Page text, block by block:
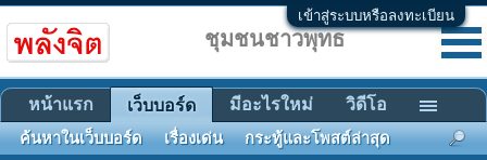
เข้าสู่ระบบหรือลงทะเบียน
ชุมชนชาวพุทธ
หน้าแรก เว็บบอร์ด
ค้นหาในเว็บบอร์ด เรื่องเด่น กระทู้และโพสต์ล่าสุด
มีอะไรใหม่ วิดีโอ